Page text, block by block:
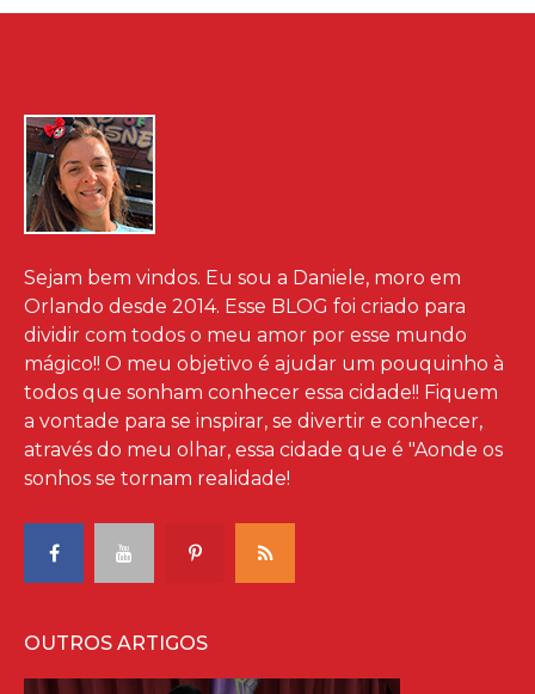
Sejam bem vindos. Eu sou a Daniele, moro em
Orlando desde 2014. Esse BLOG foi criado para
dividir com todos o meu amor por esse mundo
mágico!! O meu objetivo é ajudar um pouquinho à
todos que sonham conhecer essa cidade!! Fiquem
a vontade para se inspirar, se divertir e conhecer,
através do meu olhar, essa cidade que é "Aonde os
sonhos se tornam realidade!
OUTROS ARTIGOS